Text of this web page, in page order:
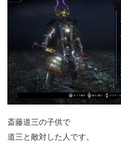
斎藤道三の子供で
道三と敵対した人です。